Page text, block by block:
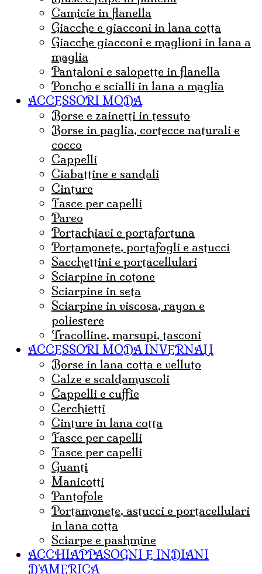
Camicie in flanella
Giacche e giacconi in lana cotta
Giacche giacconi e maglioni in lana a
maglia
Pantaloni e salopette in flanella
Poncho e scialli in lana a maglia
ACCESSORI MODA
borse e zainetti in tessuto
borse in paglia, cortecce naturali e
cocco
Cappelli
ciabattine e sandali
cinture
fasce per capelli
pareo
portachiavi e portafortuna
portamonete, portafogli e astucci
sacchettini e portacellulari
sciarpine in cotone
sciarpine in seta
sciarpine in viscosa, rayon e
poliestere
tracolline, marsupi, tasconi
ACCESSORI MODA INVERNALI
borse in lana cotta e velluto
Calze e scaldamuscoli
cappelli e cuffie
Cerchietti
cinture in lana cotta
fasce per capelli
Fasce per capelli
guanti
Manicotti
Pantofole
portamonete, astucci e portacellulari
in lana cotta
sciarpe e pashmine
ACCHIAPPASOGNI E INDIANI
D'AMERICA